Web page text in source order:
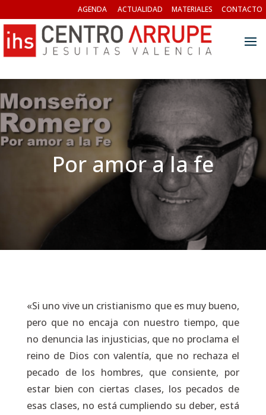
AGENDA ACTUALIDAD MATERIALES CONTACTO
Por amor a la fe
«Si uno vive un cristianismo que es muy bueno,
pero que no encaja con nuestro tiempo, que
no denuncia las injusticias, que no proclama el
reino de Dios con valentía, que no rechaza el
pecado de los hombres, que consiente, por
estar bien con ciertas clases, los pecados de
esas clases, no está cumpliendo su deber, está